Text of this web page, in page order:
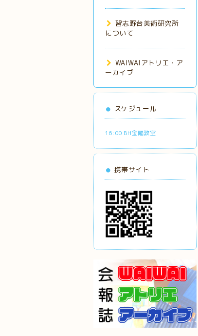
習志野台美術研究所
について
WAIWAIアトリエ・ア
ーカイブ
スケジュール
16:00 BH金曜教室
携帯サイト